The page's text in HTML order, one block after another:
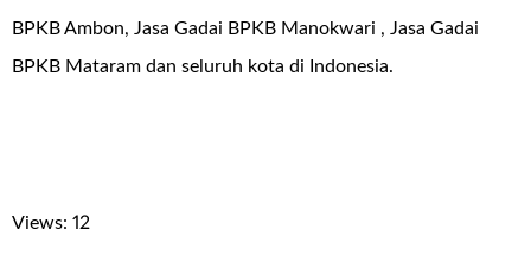
BPKB Ambon, Jasa Gadai BPKB Manokwari , Jasa Gadai
BPKB Mataram dan seluruh kota di Indonesia.
Views: 12